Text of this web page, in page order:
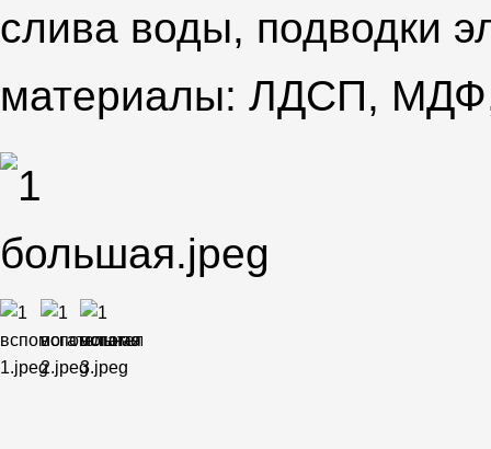
слива воды, подводки
материалы: ЛДСП, МДФ,